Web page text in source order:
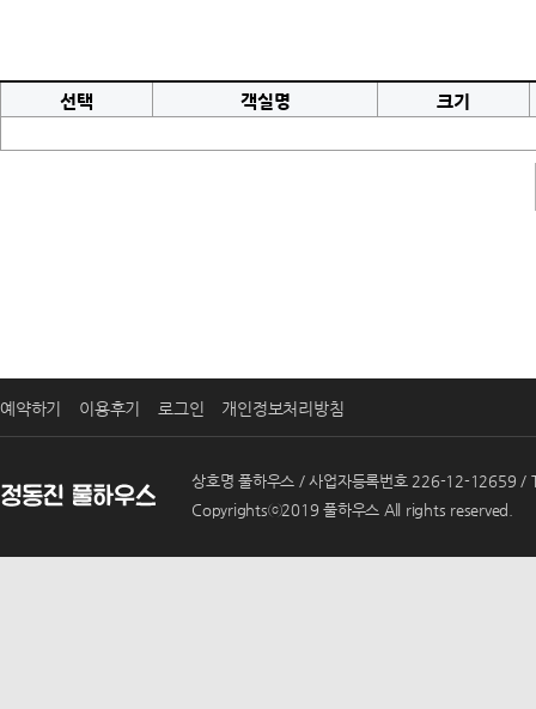
선택 객실명 크기
예약하기 이용후기 로그인 개인정보처리방침
상호명 풀하우스 / 사업자등록번호 226-12-12659
Copyrightsⓒ2019 풀하우스 All rights reserved.